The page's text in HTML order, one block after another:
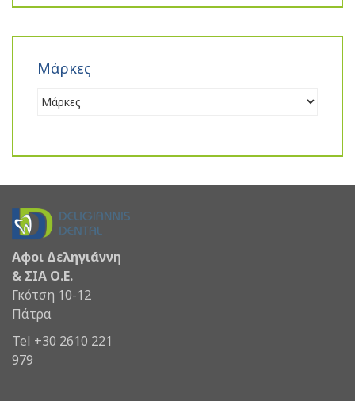
Μάρκες
Αφοι Δεληγιάννη
& ΣΙΑ Ο.Ε.
Γκότση 10-12
Πάτρα
Tel +30 2610 221
979